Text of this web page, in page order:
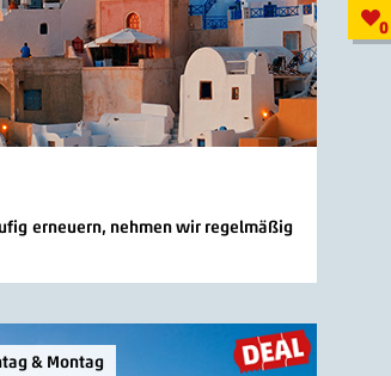
0
erneuern, nehmen wir regelmäßig
& Montag